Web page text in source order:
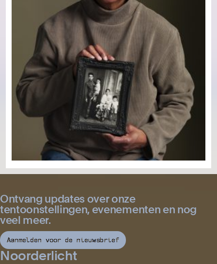
Ontvang updates over onze
tentoonstellingen, evenementen en nog
veel meer.
Aanmelden voor de nieuwsbrief
Noorderlicht